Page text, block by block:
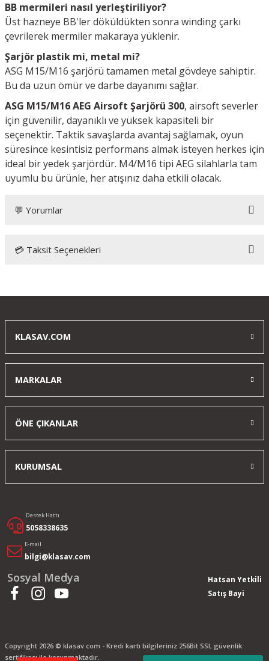
BB mermileri nasıl yerleştiriliyor?
Üst hazneye BB'ler döküldükten sonra winding çarkı
çevrilerek mermiler makaraya yüklenir.
Şarjör plastik mi, metal mi?
ASG M15/M16 şarjörü tamamen metal gövdeye sahiptir.
Bu da uzun ömür ve darbe dayanımı sağlar.
ASG M15/M16 AEG Airsoft Şarjörü 300, airsoft severler
için güvenilir, dayanıklı ve yüksek kapasiteli bir
seçenektir. Taktik savaşlarda avantaj sağlamak, oyun
süresince kesintisiz performans almak isteyen herkes için
ideal bir yedek şarjördür. M4/M16 tipi AEG silahlarla tam
uyumlu bu ürünle, her atışınız daha etkili olacak.
💬 Yorumlar
Bu ürüne ilk yorumu siz yapın!
💳 Taksit Seçenekleri
KLASAV.COM
MARKALAR
ÖNE ÇIKANLAR
KURUMSAL
Destek Hattı
5058338635
E-mail
bilgi@klasav.com
Sosyal Medya
Hatsan Yetkili
Satış Bayi
Copyright 2026 © klasav.com - Kredi kartı bilgileriniz 256Bit SSL güvenlik
sertifikası ile korunmaktadır.